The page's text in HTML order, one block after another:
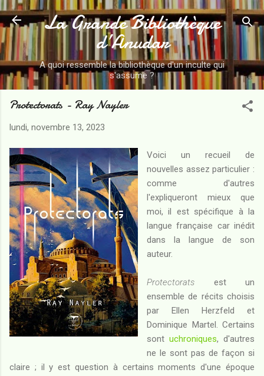
Accéder au contenu principal
La Grande Bibliothèque
d’Anudar
A quoi ressemble la bibliothèque d'un inculte qui
s'assume ?
Protectorats - Ray Nayler
lundi, novembre 13, 2023
Voici un recueil de
nouvelles assez particulier :
comme d'autres
l'expliqueront mieux que
moi, il est spécifique à la
langue française car inédit
dans la langue de son
auteur.
Protectorats est un
ensemble de récits choisis
par Ellen Herzfeld et
Dominique Martel. Certains
sont uchroniques, d'autres
ne le sont pas de façon si
claire ; il y est question à certains moments d'une époque